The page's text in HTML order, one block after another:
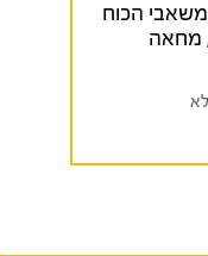
הכוח
מחאה